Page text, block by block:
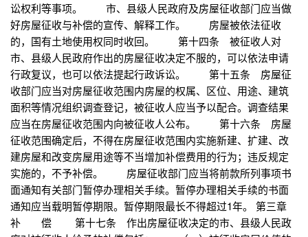
讼权利等事项。 市、县级人民政府及房屋征收部门应当做
好房屋征收与补偿的宣传、解释工作。 房屋被依法征收
的，国有土地使用权同时收回。 第十四条 被征收人对
市、县级人民政府作出的房屋征收决定不服的，可以依法申请
行政复议，也可以依法提起行政诉讼。 第十五条 房屋征
收部门应当对房屋征收范围内房屋的权属、区位、用途、建筑
面积等情况组织调查登记，被征收人应当予以配合。调查结果
应当在房屋征收范围内向被征收人公布。 第十六条 房屋
征收范围确定后，不得在房屋征收范围内实施新建、扩建、改
建房屋和改变房屋用途等不当增加补偿费用的行为；违反规定
实施的，不予补偿。 房屋征收部门应当将前款所列事项书
面通知有关部门暂停办理相关手续。暂停办理相关手续的书面
通知应当载明暂停期限。暂停期限最长不得超过1年。 第三章
补 偿 第十七条 作出房屋征收决定的市、县级人民政